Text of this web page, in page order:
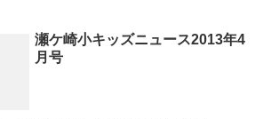
瀬ケ崎小キッズニュース2013年4
月号